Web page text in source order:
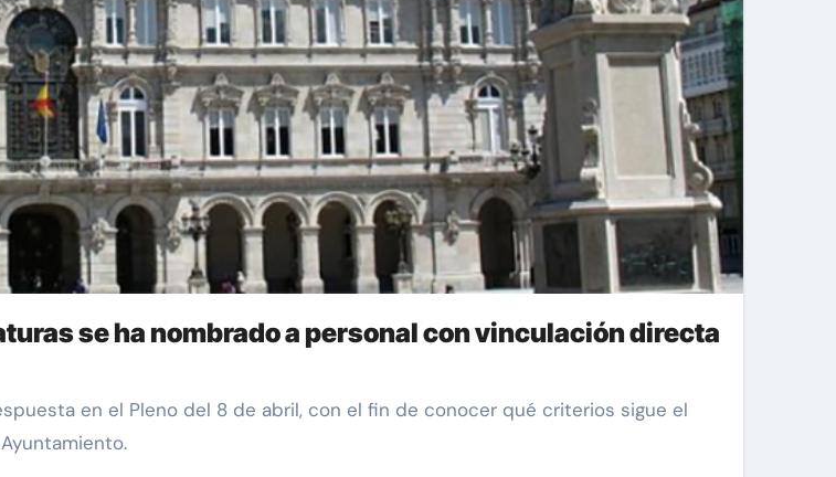
se ha nombrado a personal con vinculación directa